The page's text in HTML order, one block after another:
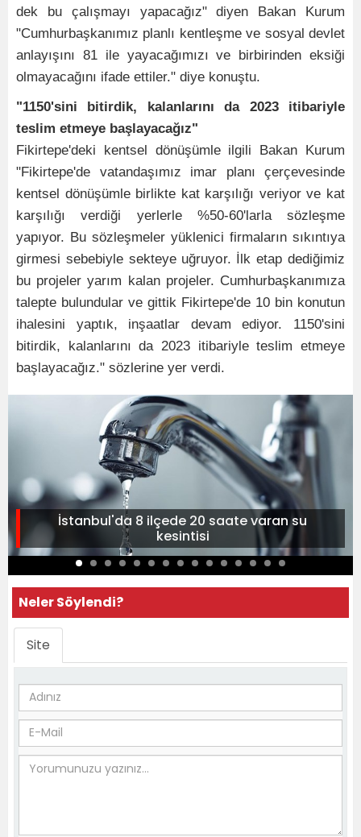
dek bu çalışmayı yapacağız" diyen Bakan Kurum
"Cumhurbaşkanımız planlı kentleşme ve sosyal devlet
anlayışını 81 ile yayacağımızı ve birbirinden eksiği
olmayacağını ifade ettiler." diye konuştu.
"1150'sini bitirdik, kalanlarını da 2023 itibariyle
teslim etmeye başlayacağız"
Fikirtepe'deki kentsel dönüşümle ilgili Bakan Kurum
"Fikirtepe'de vatandaşımız imar planı çerçevesinde
kentsel dönüşümle birlikte kat karşılığı veriyor ve kat
karşılığı verdiği yerlerle %50-60'larla sözleşme
yapıyor. Bu sözleşmeler yüklenici firmaların sıkıntıya
girmesi sebebiyle sekteye uğruyor. İlk etap dediğimiz
bu projeler yarım kalan projeler. Cumhurbaşkanımıza
talepte bulundular ve gittik Fikirtepe'de 10 bin konutun
ihalesini yaptık, inşaatlar devam ediyor. 1150'sini
bitirdik, kalanlarını da 2023 itibariyle teslim etmeye
başlayacağız." sözlerine yer verdi.
İstanbul'da 8 ilçede 20 saate varan su
kesintisi
Neler Söylendi?
Site